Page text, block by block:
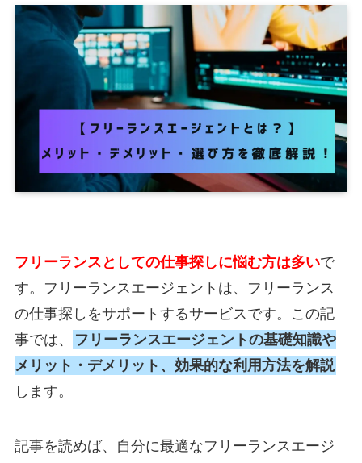
フリーランスとしての仕事探しに悩む方は多いで
す。フリーランスエージェントは、フリーランス
の仕事探しをサポートするサービスです。この記
事では、
フリーランスエージェントの基礎知識や
メリット・デメリット、効果的な利用方法を解説
します。
記事を読めば、自分に最適なフリーランスエージ